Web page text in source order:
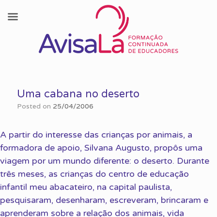
contentUma cabana no deserto
Posted on 25/04/2006
A partir do interesse das crianças por animais, a
formadora de apoio, Silvana Augusto, propôs uma
viagem por um mundo diferente: o deserto. Durante
três meses, as crianças do centro de educação
infantil meu abacateiro, na capital paulista,
pesquisaram, desenharam, escreveram, brincaram e
aprenderam sobre a relação dos animais, vida